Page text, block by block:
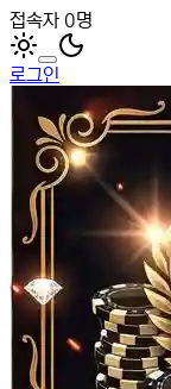
접속자 0명
로그인